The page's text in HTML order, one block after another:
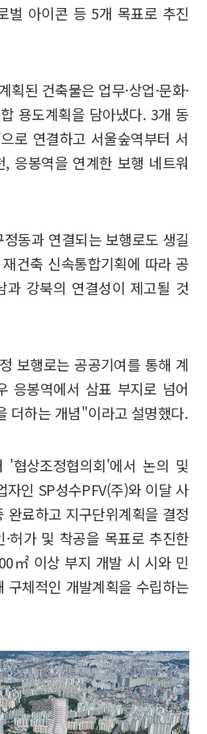
아이콘 등 5개 목표로 추진
된 건축물은 업무·상업·문화·
용도계획을 담아냈다. 3개 동
로 연결하고 서울숲역부터 서
응봉역을 연계한 보행 네트워
동과 연결되는 보행로도 생길
건축 신속통합기획에 따라 공
과 강북의 연결성이 제고될 것
보행로는 공공기여를 통해 계
응봉역에서 삼표 부지로 넘어
더하는 개념"이라고 설명했다.
'협상조정협의회'에서 논의 및
자인 SP성수PFV(주)와 이달 사
완료하고 지구단위계획을 결정
허가 및 착공을 목표로 추진한
㎡ 이상 부지 개발 시 시와 민
구체적인 개발계획을 수립하는